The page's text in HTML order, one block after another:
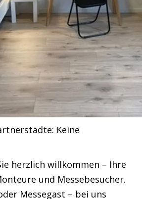
Keine
herzlich willkommen – Ihre
und Messebesucher.
Messegast – bei uns